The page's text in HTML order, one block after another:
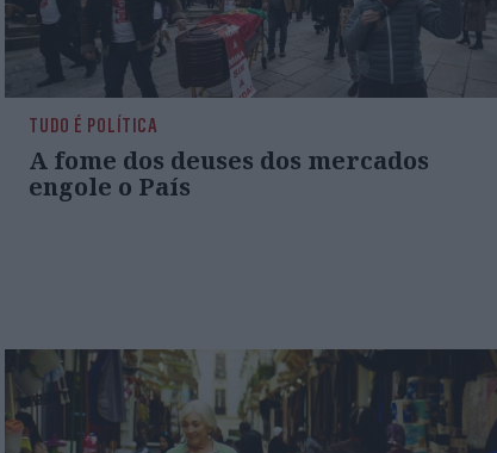
TUDO É POLÍTICA
A fome dos deuses dos mercados
engole o País